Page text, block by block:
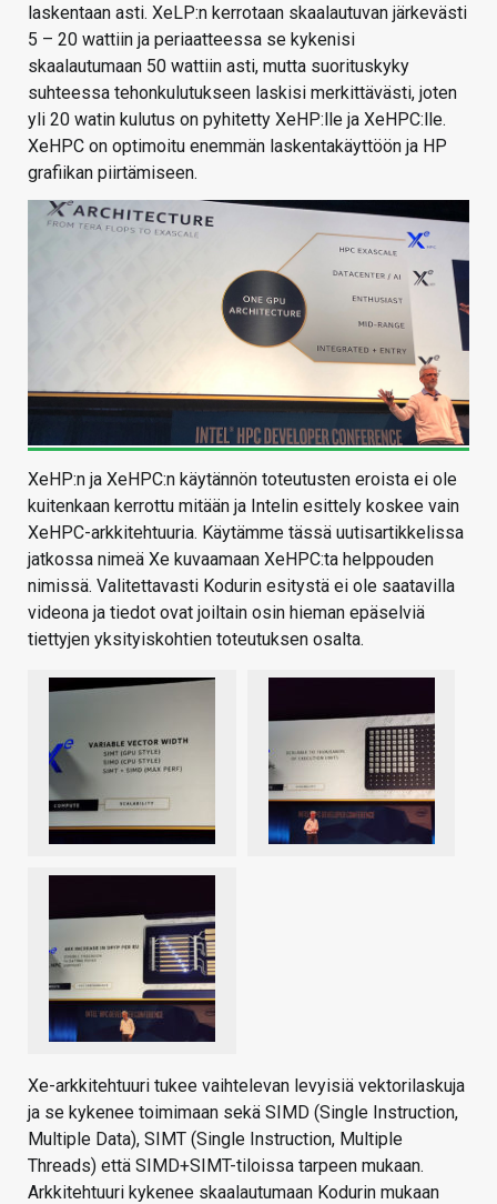
laskentaan asti. XeLP:n kerrotaan skaalautuvan järkevästi
5 – 20 wattiin ja periaatteessa se kykenisi
skaalautumaan 50 wattiin asti, mutta suorituskyky
suhteessa tehonkulutukseen laskisi merkittävästi, joten
yli 20 watin kulutus on pyhitetty XeHP:lle ja XeHPC:lle.
XeHPC on optimoitu enemmän laskentakäyttöön ja HP
grafiikan piirtämiseen.
XeHP:n ja XeHPC:n käytännön toteutusten eroista ei ole
kuitenkaan kerrottu mitään ja Intelin esittely koskee vain
XeHPC-arkkitehtuuria. Käytämme tässä uutisartikkelissa
jatkossa nimeä Xe kuvaamaan XeHPC:ta helppouden
nimissä. Valitettavasti Kodurin esitystä ei ole saatavilla
videona ja tiedot ovat joiltain osin hieman epäselviä
tiettyjen yksityiskohtien toteutuksen osalta.
Xe-arkkitehtuuri tukee vaihtelevan levyisiä vektorilaskuja
ja se kykenee toimimaan sekä SIMD (Single Instruction,
Multiple Data), SIMT (Single Instruction, Multiple
Threads) että SIMD+SIMT-tiloissa tarpeen mukaan.
Arkkitehtuuri kykenee skaalautumaan Kodurin mukaan